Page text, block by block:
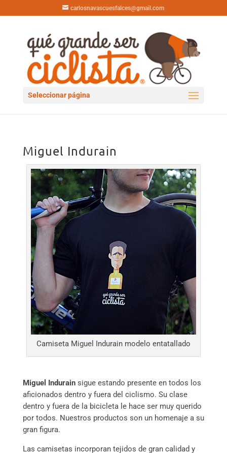
carlosnavascuesfalces@gmail.com
Seleccionar página
Miguel Indurain
Camiseta Miguel Indurain modelo entatallado
Miguel Indurainsigue estando presente en todos los
aficionados dentro y fuera del ciclismo. Su clase
dentro y fuera de la bicicleta le hace ser muy querido
por todos. Nuestros productos son un homenaje a su
gran figura.
Las camisetas incorporan tejidos de gran calidad y